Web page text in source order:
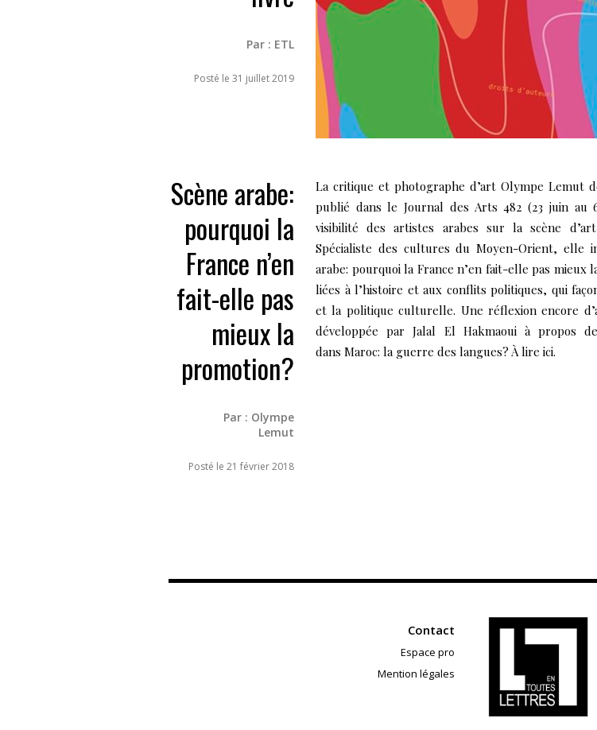
Par : ETL
Posté le 31 juillet 2019
Scène arabe:
pourquoi la
France n’en
fait-elle pas
mieux la
promotion?
Par : Olympe
Lemut
Posté le 21 février 2018
La critique et photographe d’art Olympe Lemut
publié dans le Journal des Arts 482 (23 juin au
visibilité des artistes arabes sur la scène d’art
Spécialiste des cultures du Moyen-Orient, elle
arabe: pourquoi la France n’en fait-elle pas mieux
liées à l’histoire et aux conflits politiques, qui
et la politique culturelle. Une réflexion encore
développée par Jalal El Hakmaoui à propos
dans Maroc: la guerre des langues? À lire ici.
Contact
Espace pro
Mention légales